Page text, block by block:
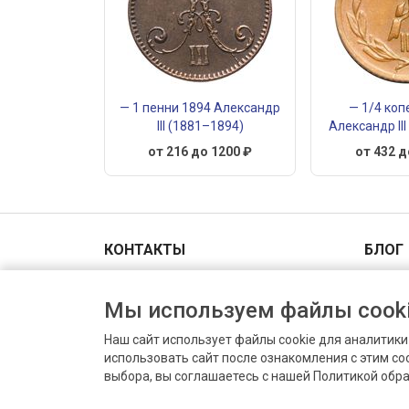
— 1 пенни 1894 Александр
III (1881–1894)
от 216 до 1200 ₽
— 1/4
Александр
от 432
КОНТАКТЫ
+7(903)006-00-44
Пн-Вс 9.00 - 18.00
info@prodat-moneti.ru
Оценить монету
БЛОГ
Мы используем файлы
Наш сайт использует файлы cookie для
использовать сайт после ознакомления с этим
выбора, вы соглашаетесь с нашей Политикой